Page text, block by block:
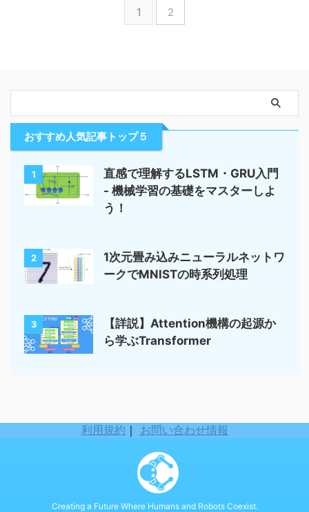
1 2
おすすめ人気記事トップ５
1
直感で理解するLSTM・GRU入門
- 機械学習の基礎をマスターしよ
う！
2
1次元畳み込みニューラルネットワ
ークでMNISTの時系列処理
3
【詳説】Attention機構の起源か
ら学ぶTransformer
利用規約 ｜ お問い合わせ情報
Creating a Future Where Humans and Robots Coexist.